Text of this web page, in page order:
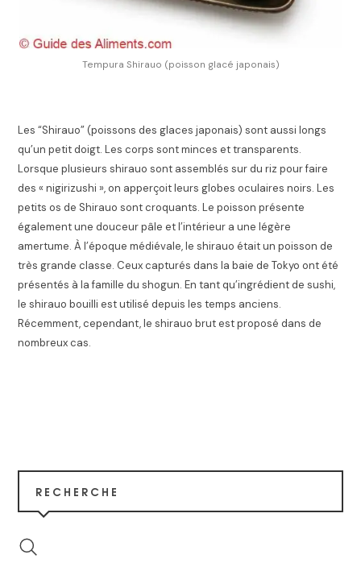
Tempura Shirauo (poisson glacé japonais)
Les “Shirauo” (poissons des glaces japonais) sont aussi longs
qu’un petit doigt. Les corps sont minces et transparents.
Lorsque plusieurs shirauo sont assemblés sur du riz pour faire
des « nigirizushi », on apperçoit leurs globes oculaires noirs. Les
petits os de Shirauo sont croquants. Le poisson présente
également une douceur pâle et l’intérieur a une légère
amertume. À l’époque médiévale, le shirauo était un poisson de
très grande classe. Ceux capturés dans la baie de Tokyo ont été
présentés à la famille du shogun. En tant qu’ingrédient de sushi,
le shirauo bouilli est utilisé depuis les temps anciens.
Récemment, cependant, le shirauo brut est proposé dans de
nombreux cas.
RECHERCHE